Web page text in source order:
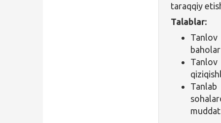
taraqqiy
Talablar:
Tanlov